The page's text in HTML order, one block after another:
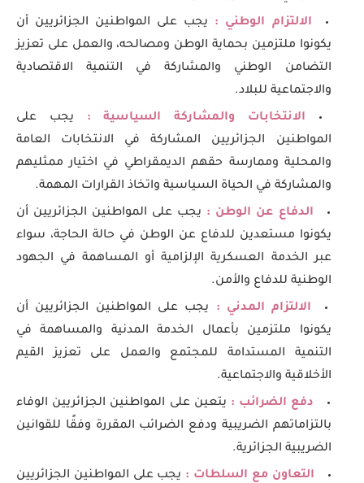
الالتزام الوطني : يجب على المواطنين الجزائريين أن
يكونوا ملتزمين بحماية الوطن ومصالحه، والعمل على تعزيز
التضامن الوطني والمشاركة في التنمية الاقتصادية
والاجتماعية للبلاد.
الانتخابات والمشاركة السياسية : يجب على
المواطنين الجزائريين المشاركة في الانتخابات العامة
والمحلية وممارسة حقهم الديمقراطي في اختيار ممثليهم
والمشاركة في الحياة السياسية واتخاذ القرارات المهمة.
الدفاع عن الوطن : يجب على المواطنين الجزائريين أن
يكونوا مستعدين للدفاع عن الوطن في حالة الحاجة، سواء
عبر الخدمة العسكرية الإلزامية أو المساهمة في الجهود
الوطنية للدفاع والأمن.
الالتزام المدني : يجب على المواطنين الجزائريين أن
يكونوا ملتزمين بأعمال الخدمة المدنية والمساهمة في
التنمية المستدامة للمجتمع والعمل على تعزيز القيم
الأخلاقية والاجتماعية.
دفع الضرائب : يتعين على المواطنين الجزائريين الوفاء
بالتزاماتهم الضريبية ودفع الضرائب المقررة وفقًا للقوانين
الضريبية الجزائرية.
التعاون مع السلطات : يجب على المواطنين الجزائريين